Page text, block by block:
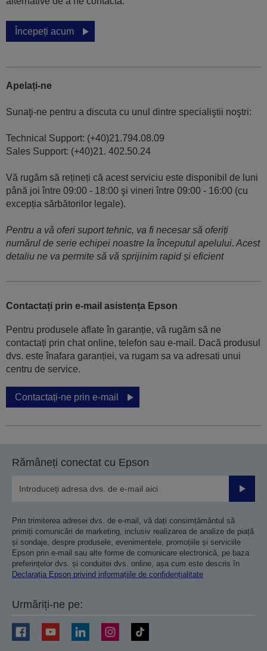
Începeți acum
Apelați-ne
Sunaţi-ne pentru a discuta cu unul dintre specialiştii noştri:
Technical Support: (+40)21.794.08.09
Sales Support: (+40)21. 402.50.24
Vă rugăm să rețineți că acest serviciu este disponibil de luni
până joi între 09:00 - 18:00 şi vineri între 09:00 - 16:00 (cu
excepția sărbătorilor legale).
Pentru a vă oferi suport tehnic, va fi necesar să oferiți
numărul de serie echipei noastre la începutul apelului. Acest
detaliu ne va permite să vă sprijinim rapid și eficient
Contactați prin e-mail asistența Epson
Pentru produsele aflate în garanție, vă rugăm să ne
contactați prin chat online, telefon sau e-mail. Dacă produsul
dvs. este înafara garanției, va rugam sa va adresati unui
centru de service.
Contactați-ne prin e-mail
Rămâneți conectat cu Epson
Prin trimiterea adresei dvs. de e-mail, vă dați consimțământul să
primiți comunicări de marketing, inclusiv realizarea de analize de piață
și sondaje, despre produsele, evenimentele, promoțiile și serviciile
Epson prin e-mail sau alte forme de comunicare electronică, pe baza
preferințelor dvs. și conduitei dvs. online, așa cum este descris în
Declarația Epson privind informațiile de confidențialitate
Urmăriți-ne pe: